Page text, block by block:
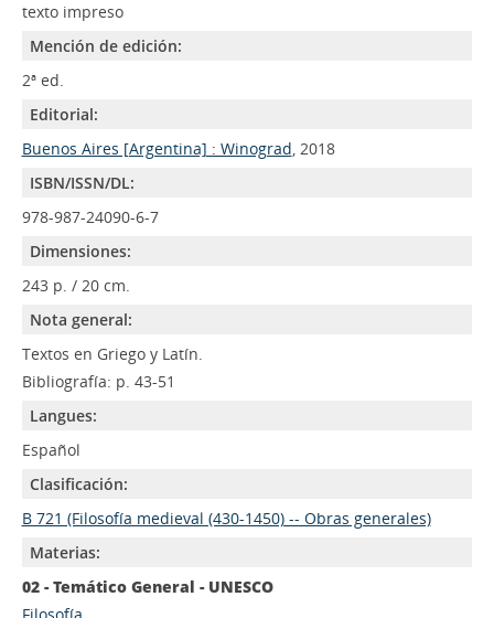
texto impreso
Mención de edición:
2ª ed.
Editorial:
Buenos Aires [Argentina] : Winograd, 2018
ISBN/ISSN/DL:
978-987-24090-6-7
Dimensiones:
243 p. / 20 cm.
Nota general:
Textos en Griego y Latín.
Bibliografía: p. 43-51
Langues:
Español
Clasificación:
B 721 (Filosofía medieval (430-1450) -- Obras generales)
Materias:
02 - Temático General - UNESCO